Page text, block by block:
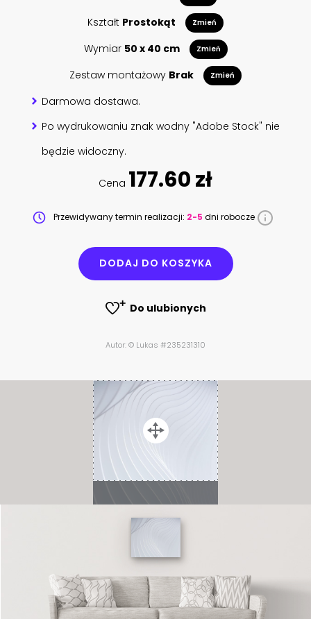
Kształt Prostokąt Zmień
Wymiar 50 x 40 cm Zmień
Zestaw montażowy Brak Zmień
Darmowa dostawa.
Po wydrukowaniu znak wodny "Adobe Stock" nie
będzie widoczny.
Cena 177.60 zł
Przewidywany termin realizacji: 2-5 dni robocze
DODAJ DO KOSZYKA
Do ulubionych
Autor: © Lukas #235231310